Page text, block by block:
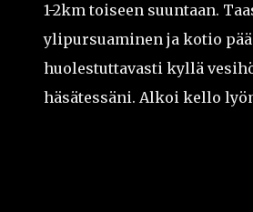
1-2km toiseen suuntaan.
ylipursuaminen ja kotio
huolestuttavasti kyllä
häsätessäni. Alkoi kello